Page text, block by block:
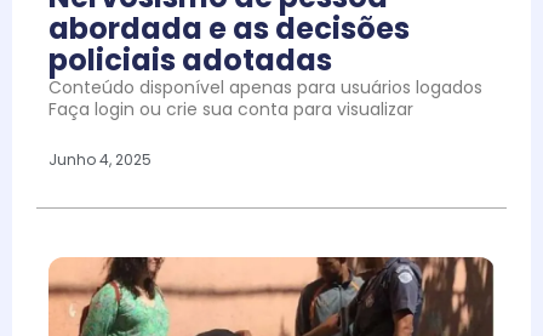
abordada e as decisões
policiais adotadas
Conteúdo disponível apenas para usuários logados
Faça login ou crie sua conta para visualizar
Junho 4, 2025